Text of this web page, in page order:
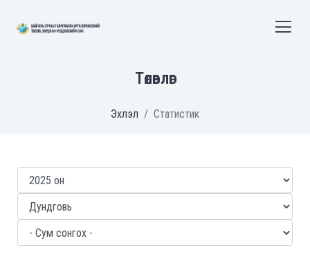
Төлөвлөгөө
Эхлэл Статистик